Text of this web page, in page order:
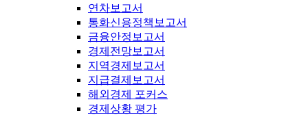
연차보고서
통화신용정책보고서
금융안정보고서
경제전망보고서
지역경제보고서
지급결제보고서
해외경제 포커스
경제상황 평가